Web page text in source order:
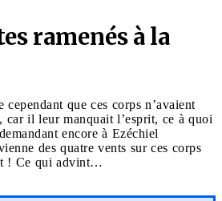
ramenés à la
que ces corps n’avaient
car il leur manquait l’esprit, ce à quoi
encore à Ezéchiel
des quatre vents sur ces corps
! Ce qui advint…